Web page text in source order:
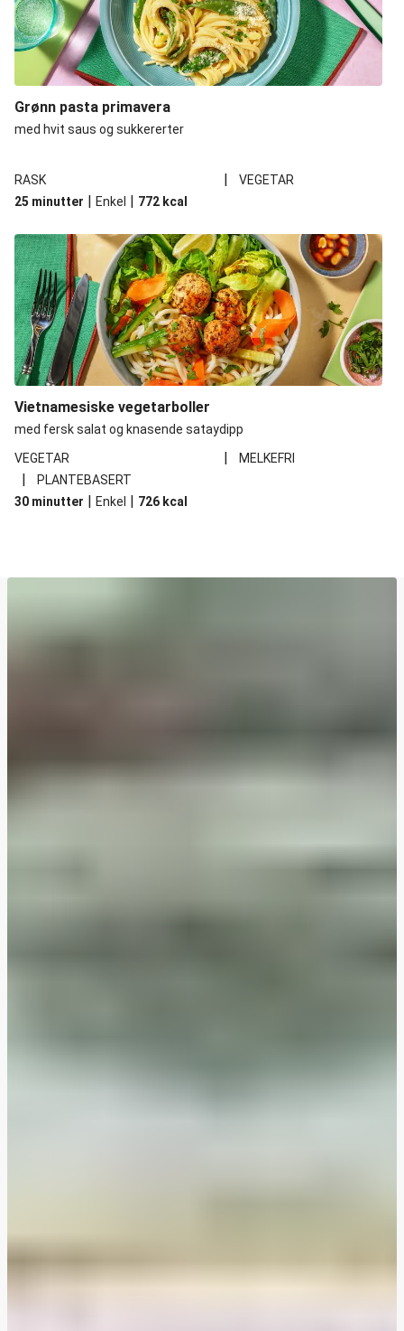
Grønn pasta primavera
med hvit saus og sukkererter
RASK |
VEGETAR
25 minutter | Enkel | 772 kcal
Vietnamesiske vegetarboller
med fersk salat og knasende sataydipp
VEGETAR
| MELKEFRI
|
PLANTEBASERT
30 minutter | Enkel | 726 kcal